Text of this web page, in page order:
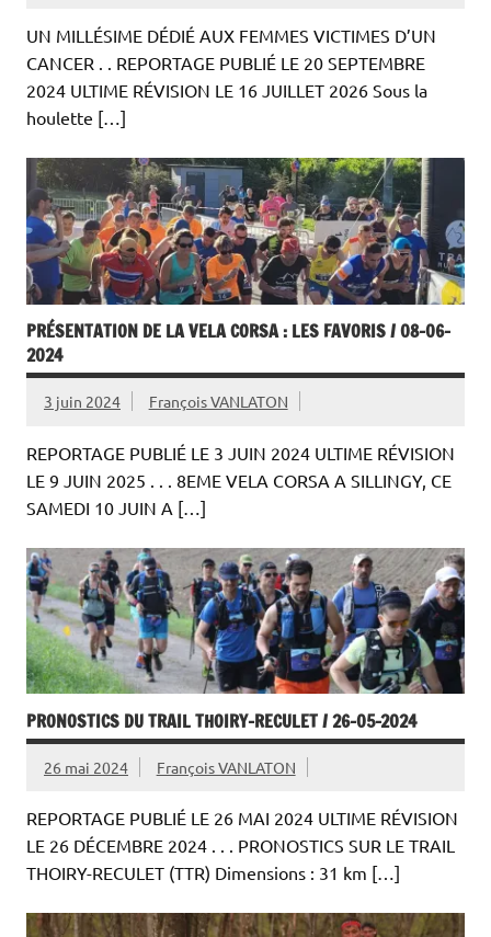
UN MILLÉSIME DÉDIÉ AUX FEMMES VICTIMES D’UN
CANCER . . REPORTAGE PUBLIÉ LE 20 SEPTEMBRE
2024 ULTIME RÉVISION LE 16 JUILLET 2026 Sous la
houlette […]
PRÉSENTATION DE LA VELA CORSA : LES FAVORIS / 08-06-
2024
3 juin 2024 François VANLATON
REPORTAGE PUBLIÉ LE 3 JUIN 2024 ULTIME RÉVISION
LE 9 JUIN 2025 . . . 8EME VELA CORSA A SILLINGY, CE
SAMEDI 10 JUIN A […]
PRONOSTICS DU TRAIL THOIRY-RECULET / 26-05-2024
26 mai 2024 François VANLATON
REPORTAGE PUBLIÉ LE 26 MAI 2024 ULTIME RÉVISION
LE 26 DÉCEMBRE 2024 . . . PRONOSTICS SUR LE TRAIL
THOIRY-RECULET (TTR) Dimensions : 31 km […]